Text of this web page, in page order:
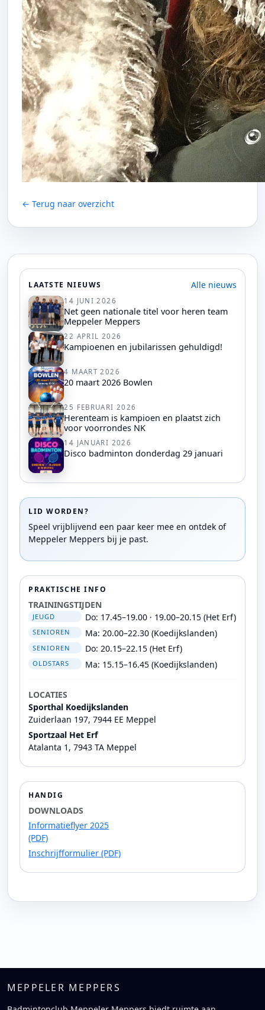
← Terug naar overzicht
LAATSTE NIEUWS Alle nieuws
14 JUNI 2026
Net geen nationale titel voor heren team
Meppeler Meppers
22 APRIL 2026
Kampioenen en jubilarissen gehuldigd!
4 MAART 2026
20 maart 2026 Bowlen
25 FEBRUARI 2026
Herenteam is kampioen en plaatst zich
voor voorrondes NK
14 JANUARI 2026
Disco badminton donderdag 29 januari
LID WORDEN?
Speel vrijblijvend een paar keer mee en ontdek of
Meppeler Meppers bij je past.
PRAKTISCHE INFO
TRAININGSTIJDEN
JEUGD Do: 17.45–19.00 · 19.00–20.15 (Het Erf)
SENIOREN Ma: 20.00–22.30 (Koedijkslanden)
SENIOREN Do: 20.15–22.15 (Het Erf)
OLDSTARS Ma: 15.15–16.45 (Koedijkslanden)
LOCATIES
Sporthal Koedijkslanden
Zuiderlaan 197, 7944 EE Meppel
Sportzaal Het Erf
Atalanta 1, 7943 TA Meppel
HANDIG
DOWNLOADS
Informatieflyer 2025
(PDF)
Inschrijfformulier (PDF)
MEPPELER MEPPERS